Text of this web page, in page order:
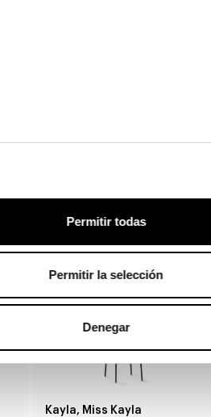
Permitir todas
Permitir la selección
Denegar
Bahia
Kayla, Miss Kayla